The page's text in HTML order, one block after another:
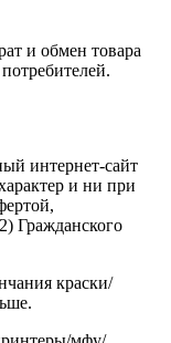
и обмен товара
интернет-сайт
и ни при
Гражданского
краски/